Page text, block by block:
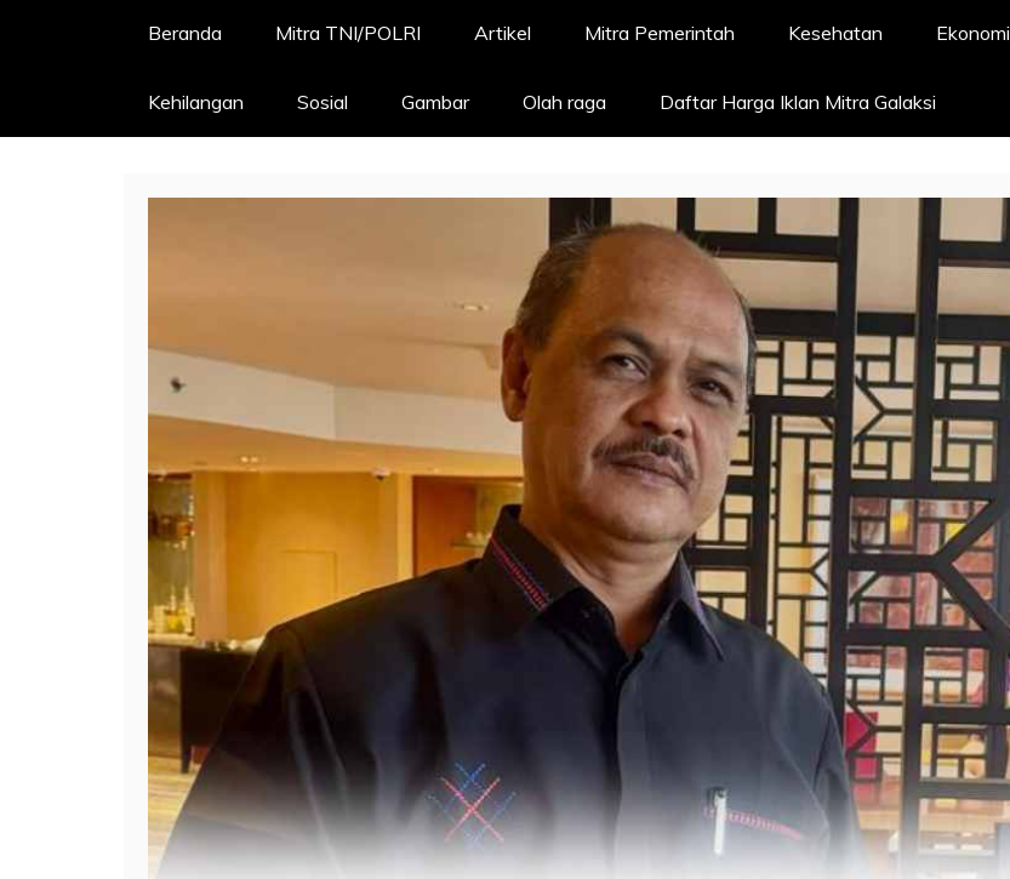
Beranda Mitra TNI/POLRI Artikel Mitra Pemerintah Kesehatan Ekonomi
Kehilangan Sosial Gambar Olah raga Daftar Harga Iklan Mitra Galaksi